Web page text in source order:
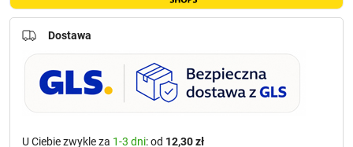
Dostawa
U Ciebie zwykle za 1-3 dni: od 12,30 zł